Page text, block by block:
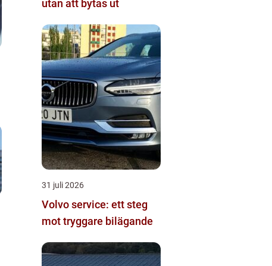
utan att bytas ut
31 juli 2026
Volvo service: ett steg
mot tryggare bilägande